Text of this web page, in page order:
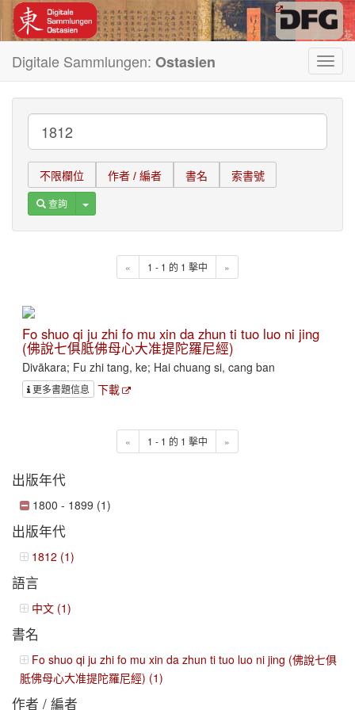
Digitale Sammlungen: Ostasien
不限欄位 作者 / 編者 書名 索書號
查詢 Toggle Dropdown
« 1 - 1 的 1 擊中 »
Fo shuo qi ju zhi fo mu xin da zhun ti tuo luo ni jing
(佛說七俱胝佛母心大准提陀羅尼經)
Divākara; Fu zhi tang, ke; Hai chuang si, cang ban
更多書題信息 下載
« 1 - 1 的 1 擊中 »
出版年代
1800 - 1899 (1)
出版年代
1812 (1)
語言
中文 (1)
書名
Fo shuo qi ju zhi fo mu xin da zhun ti tuo luo ni jing (佛說七俱
胝佛母心大准提陀羅尼經) (1)
作者 / 編者